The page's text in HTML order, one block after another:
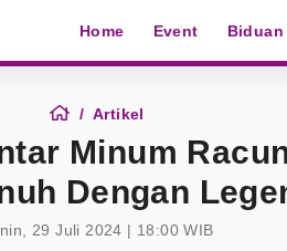
Home Event Biduan
Artikel
Minum
Dengan
29 Juli 2024 | 18:00 WIB